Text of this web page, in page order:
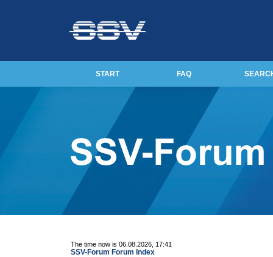
START FAQ
The time now is 06.08.2026, 17:41
SSV-Forum Forum Index